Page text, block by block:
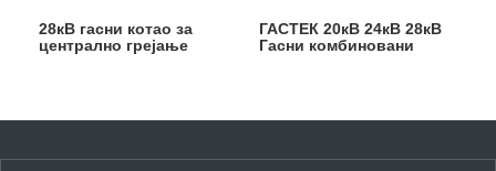
28кВ гасни котао за
централно грејање
ГАСТЕК 20кВ 24кВ 28кВ
Гасни комбиновани